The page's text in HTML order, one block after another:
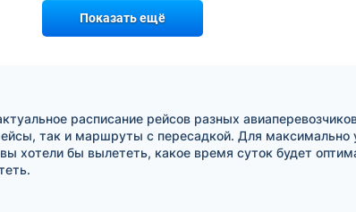
Показать ещё
расписание рейсов разных
так и маршруты с пересадкой. Для максимально
хотели бы вылететь, какое время суток будет